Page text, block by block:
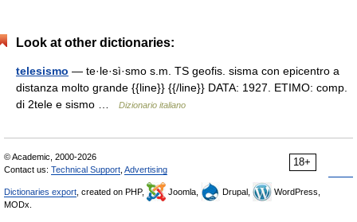
Look at other dictionaries:
telesismo — te·le·sì·smo s.m. TS geofis. sisma con epicentro a
distanza molto grande {{line}} {{/line}} DATA: 1927. ETIMO: comp.
di 2tele e sismo …
Dizionario italiano
18+
© Academic, 2000-2026
Contact us: Technical Support Advertising
Dictionaries export , created on PHP, Joomla, Drupal,
WordPress,
MODx.